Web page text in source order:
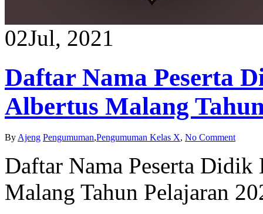
02Jul, 2021
Daftar Nama Peserta
Albertus Malang
By Ajeng Pengumuman,Pengumuman Kelas X, No Comment
Daftar Nama Peserta
Malang Tahun Pelajaran